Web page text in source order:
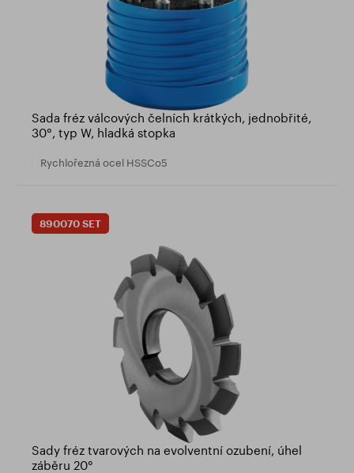
Sada fréz válcových čelních krátkých, jednobřité,
30°, typ W, hladká stopka
Rychlořezná ocel HSSCo5
890070 SET
Sady fréz tvarových na evolventní ozubení, úhel
záběru 20°